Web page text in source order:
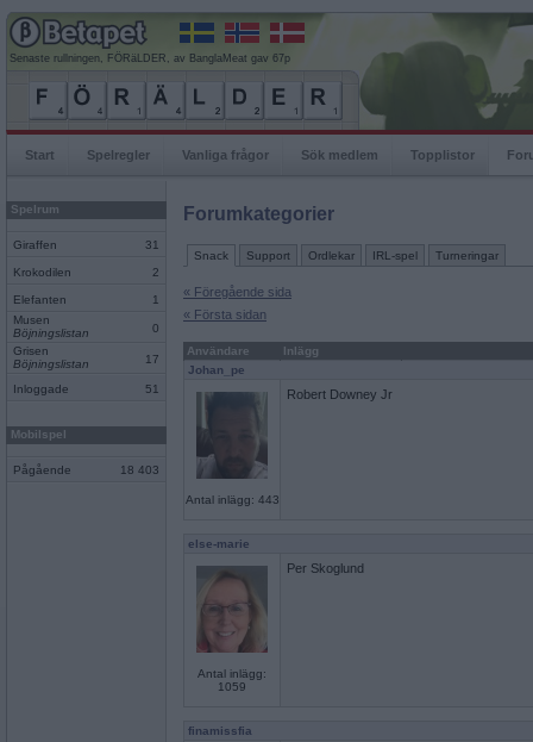
Senaste rullningen, FÖRäLDER, av BanglaMeat gav 67p
Start Spelregler Vanliga frågor Sök medlem Topplistor
Spelrum
Giraffen 31
Krokodilen 2
Elefanten
1
Musen
Böjningslistan
0
Grisen
Böjningslistan
17
Inloggade 51
Mobilspel
Pågående 18 403
Forumkategorier
Snack Support Ordlekar IRL-spel Turneringar
« Föregående sida
« Första sidan
Användare
Inlägg
Johan_pe
Antal inlägg: 443
Robert Downey Jr
else-marie
Antal inlägg:
1059
Per Skoglund
finamissfia